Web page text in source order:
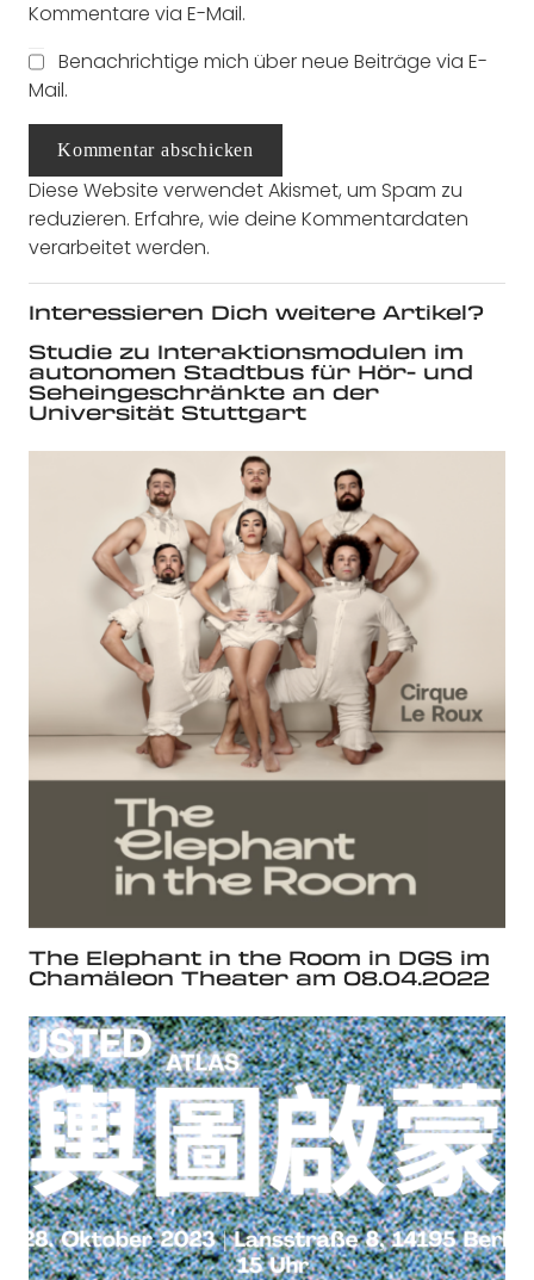
Kommentare via E-Mail.
Benachrichtige mich über neue Beiträge via E-
Mail.
Kommentar abschicken
Diese Website verwendet Akismet, um Spam zu
reduzieren. Erfahre, wie deine Kommentardaten
verarbeitet werden.
Interessieren Dich weitere Artikel?
Studie zu Interaktionsmodulen im
autonomen Stadtbus für Hör- und
Seheingeschränkte an der
Universität Stuttgart
The Elephant in the Room in DGS im
Chamäleon Theater am 08.04.2022